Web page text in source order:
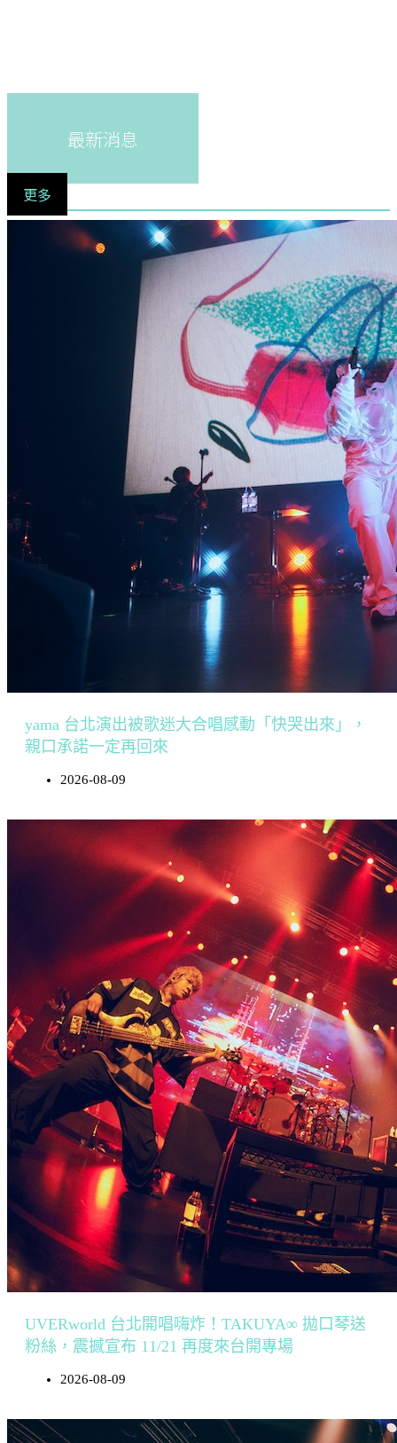
最新消息
更多
yama 台北演出被歌迷大合唱感動「快哭出來」，
親口承諾一定再回來
2026-08-09
UVERworld 台北開唱嗨炸！TAKUYA∞ 拋口琴送
粉絲，震撼宣布 11/21 再度來台開專場
2026-08-09